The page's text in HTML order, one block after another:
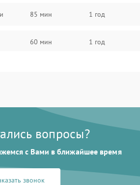
85 мин 1 год
60 мин 1 год
вопросы?
с Вами в ближайшее время
звонок